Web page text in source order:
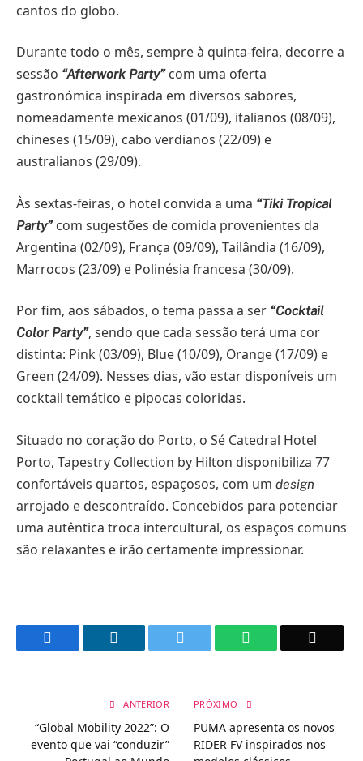
cantos do globo.
Durante todo o mês, sempre à quinta-feira, decorre a
sessão “Afterwork Party”com uma oferta
gastronómica inspirada em diversos sabores,
nomeadamente mexicanos (01/09), italianos (08/09),
chineses (15/09), cabo verdianos (22/09) e
australianos (29/09).
Às sextas-feiras, o hotel convida a uma “Tiki Tropical
Party”com sugestões de comida provenientes da
Argentina (02/09), França (09/09), Tailândia (16/09),
Marrocos (23/09) e Polinésia francesa (30/09).
Por fim, aos sábados, o tema passa a ser “Cocktail
Color Party”, sendo que cada sessão terá uma cor
distinta: Pink (03/09), Blue (10/09), Orange (17/09) e
Green (24/09). Nesses dias, vão estar disponíveis um
cocktail temático e pipocas coloridas.
Situado no coração do Porto, o Sé Catedral Hotel
Porto, Tapestry Collection by Hilton disponibiliza 77
confortáveis quartos, espaçosos, com um design
arrojado e descontraído. Concebidos para potenciar
uma autêntica troca intercultural, os espaços comuns
são relaxantes e irão certamente impressionar.
WhatsApp
ANTERIOR
“Global Mobility 2022”: O
evento que vai “conduzir”
PRÓXIMO
PUMA apresenta os novos
RIDER FV inspirados nos